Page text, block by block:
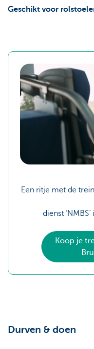
Geschikt voor
Een ritje met de
dienst
Koop je
Durven & doen